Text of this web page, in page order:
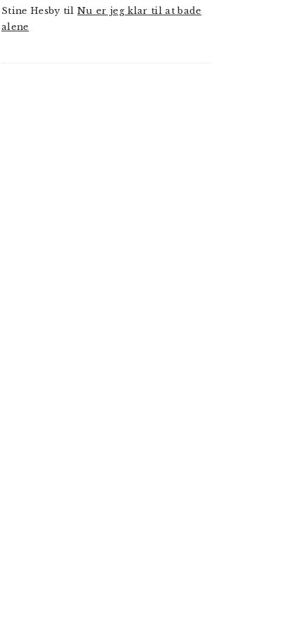
Stine Hesby tilNu er jeg klar til at bade
alene